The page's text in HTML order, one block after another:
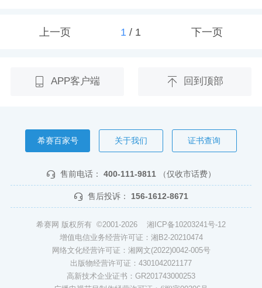
上一页 1/ 1 下一页
APP客户端 回到顶部
希赛百家号 关于我们 证书查询
售前电话： 400-111-9811 （仅收市话费）
售后投诉： 156-1612-8671
希赛网 版权所有 ©2001-2026 湘ICP备10203241号-12
增值电信业务经营许可证：湘B2-20210474
网络文化经营许可证：湘网文(2022)0042-005号
出版物经营许可证：4301042021177
高新技术企业证书：GR201743000253